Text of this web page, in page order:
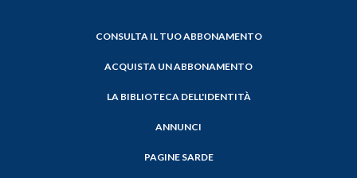
CONSULTA IL TUO ABBONAMENTO
ACQUISTA UN ABBONAMENTO
LA BIBLIOTECA DELL'IDENTITÀ
ANNUNCI
PAGINE SARDE